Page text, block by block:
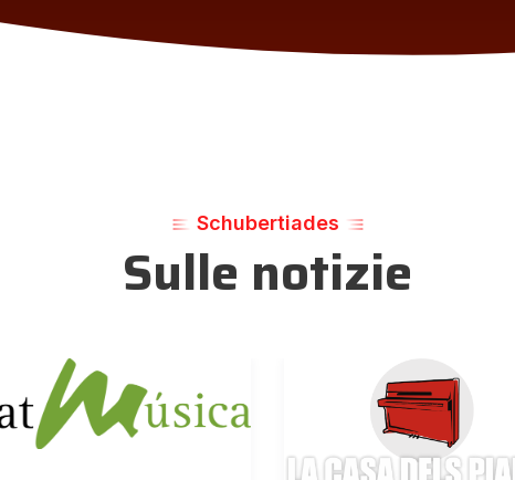
Schubertiades
Sulle notizie